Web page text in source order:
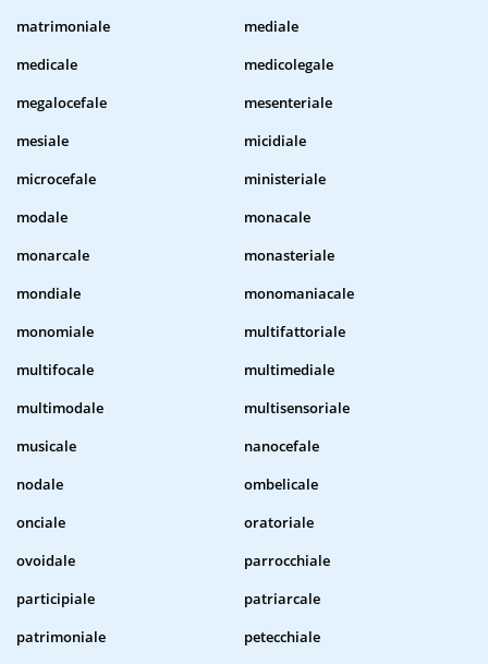
matrimoniale
mediale
medicale
medicolegale
megalocefale
mesenteriale
mesiale
micidiale
microcefale
ministeriale
modale
monacale
monarcale
monasteriale
mondiale
monomaniacale
monomiale
multifattoriale
multifocale
multimediale
multimodale
multisensoriale
musicale
nanocefale
nodale
ombelicale
onciale
oratoriale
ovoidale
parrocchiale
participiale
patriarcale
patrimoniale
petecchiale